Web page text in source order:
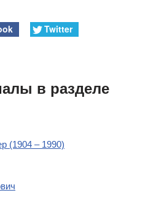
Twitter
в разделе
(1904 – 1990)